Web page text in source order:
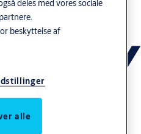
deles med vores sociale
beskyttelse af
alle